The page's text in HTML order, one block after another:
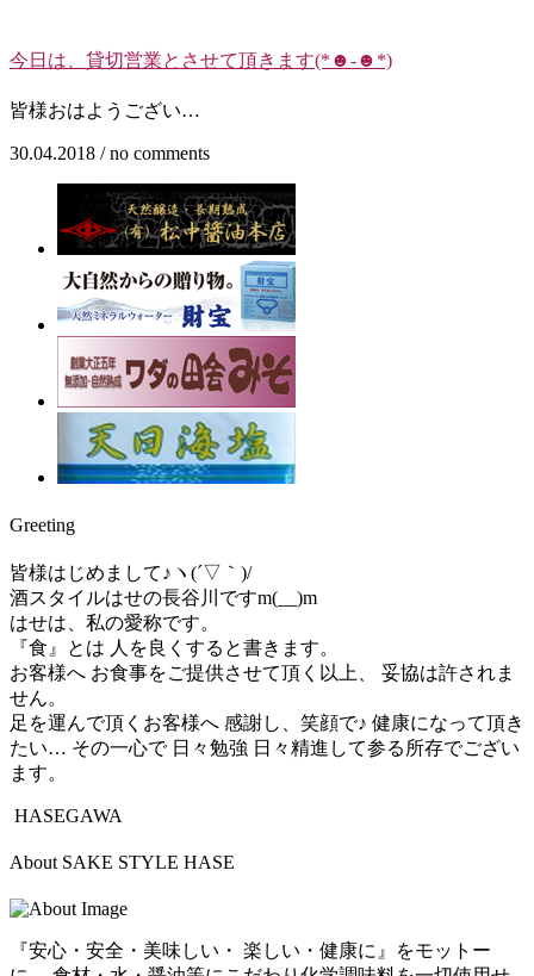
今日は、貸切営業とさせて頂きます(*☻-☻*)
皆様おはようござい…
30.04.2018 / no comments
Greeting
皆様はじめまして♪ヽ(´▽｀)/
酒スタイルはせの長谷川ですm(__)m
はせは、私の愛称です。
『食』とは 人を良くすると書きます。
お客様へ お食事をご提供させて頂く以上、 妥協は許されま
せん。
足を運んで頂くお客様へ 感謝し、笑顔で♪ 健康になって頂き
たい… その一心で 日々勉強 日々精進して参る所存でござい
ます。
HASEGAWA
About SAKE STYLE HASE
『安心・安全・美味しい・ 楽しい・健康に』をモットー